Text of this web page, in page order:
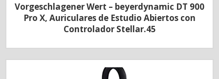
Vorgeschlagener Wert – beyerdynamic DT 900
Pro X, Auriculares de Estudio Abiertos con
Controlador Stellar.45